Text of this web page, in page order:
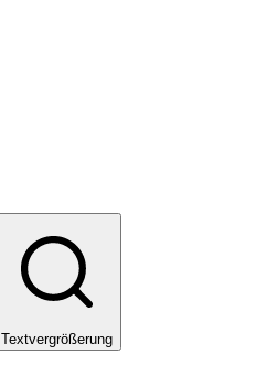
Textvergrößerung